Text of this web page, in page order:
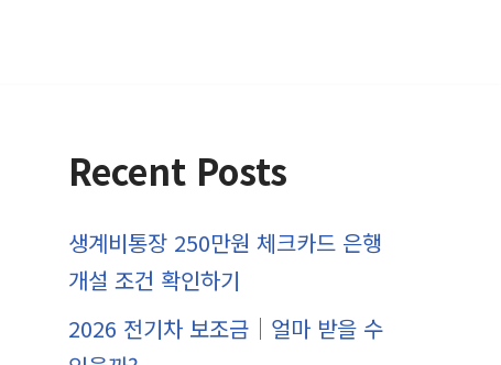
Recent Posts
생계비통장 250만원 체크카드 은행
개설 조건 확인하기
2026 전기차 보조금｜얼마 받을 수